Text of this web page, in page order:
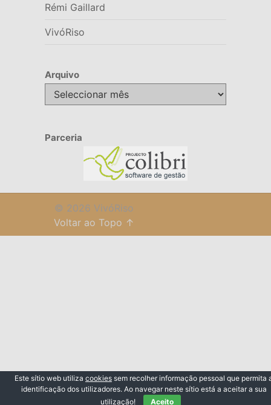
Rémi Gaillard
VivóRiso
Arquivo
Arquivo
Parceria
© 2026 VivóRiso
Voltar ao Topo ↑
Este sítio web utiliza cookies sem recolher informação pessoal que permita
identificação dos utilizadores. Ao navegar neste sítio está a aceitar a sua
utilização!
Aceito